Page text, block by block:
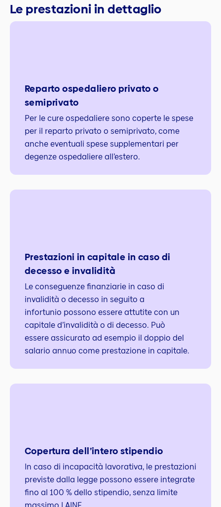
Le prestazioni in dettaglio
Reparto ospedaliero privato o
semiprivato
Per le cure ospedaliere sono coperte le spese
per il reparto privato o semiprivato, come
anche eventuali spese supplementari per
degenze ospedaliere all’estero.
Prestazioni in capitale in caso di
decesso e invalidità
Le conseguenze finanziarie in caso di
invalidità o decesso in seguito a
infortunio possono essere attutite con un
capitale d’invalidità o di decesso. Può
essere assicurato ad esempio il doppio del
salario annuo come prestazione in capitale.
Copertura dell’intero stipendio
In caso di incapacità lavorativa, le prestazioni
previste dalla legge possono essere integrate
fino al 100 % dello stipendio, senza limite